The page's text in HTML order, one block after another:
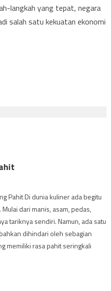
langkah yang tepat, negara
salah satu kekuatan ekonomi
Pahit Di dunia kuliner ada begitu
dari manis, asam, pedas,
tariknya sendiri. Namun, ada satu
dihindari oleh sebagian
memiliki rasa pahit seringkali